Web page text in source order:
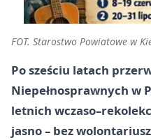
FOT. Starostwo Powiatowe w
Po sześciu latach
Niepełnosprawnych w
letnich
jasno – bez